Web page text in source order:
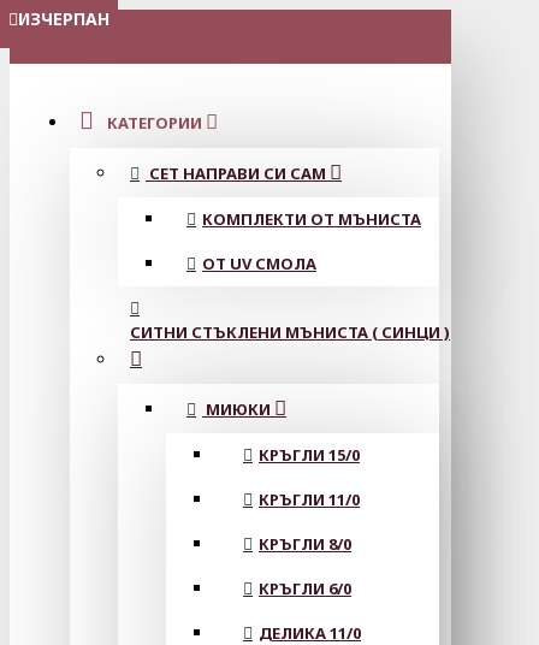
МЕНЮ
КАТЕГОРИИ
СЕТ НАПРАВИ СИ САМ
КОМПЛЕКТИ ОТ МЪНИСТА
ОТ UV СМОЛА
СИТНИ СТЪКЛЕНИ МЪНИСТА ( СИНЦИ )
МИЮКИ
КРЪГЛИ 15/0
КРЪГЛИ 11/0
КРЪГЛИ 8/0
КРЪГЛИ 6/0
ДЕЛИКА 11/0
ИЗЧЕРПАН
ИЗЧЕРПАН